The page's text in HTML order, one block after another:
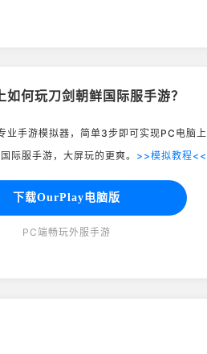
如何玩刀剑朝鲜国际服手游？
手游模拟器，简单3步即可实现PC电脑上
际服手游，大屏玩的更爽。 >>模拟教程<<
下载OurPlay电脑版
PC端畅玩外服手游